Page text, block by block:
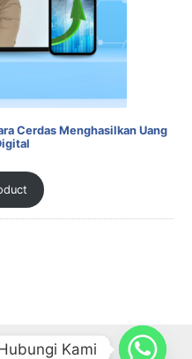
Cerdas Menghasilkan Uang
Kami